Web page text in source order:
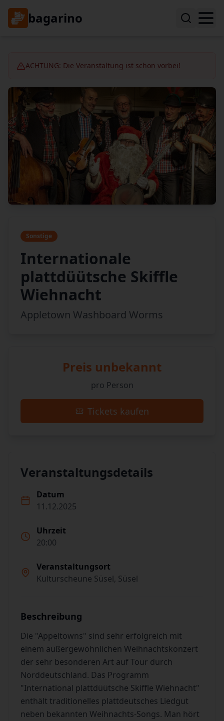
bagarino
ACHTUNG: Die Veranstaltung ist schon vorbei!
Sonstige
Internationale
plattdüütsche Skiffle
Wiehnacht
Appletown Washboard Worms
Preis unbekannt
pro Person
Tickets kaufen
Veranstaltungsdetails
Datum
11.12.2025
Uhrzeit
20:00
Veranstaltungsort
Kulturscheune Süsel, Süsel
Beschreibung
Die "Appeltowns" sind sehr erfolgreich mit
einem außergewöhnlichen Weihnachtskonzert
der sehr besonderen Art auf Tour durch
Norddeutschland. Das Programm
"International plattdüütsche Skiffle Wiehnacht"
enthält traditionelles plattdeutsches Liedgut
neben bekannten Weihnachts-Songs. Man hört